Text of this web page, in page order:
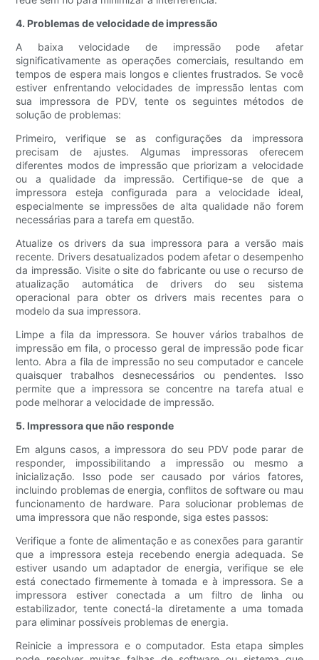
4. Problemas de velocidade de impressão
A baixa velocidade de impressão pode afetar
significativamente as operações comerciais, resultando em
tempos de espera mais longos e clientes frustrados. Se você
estiver enfrentando velocidades de impressão lentas com
sua impressora de PDV, tente os seguintes métodos de
solução de problemas:
Primeiro, verifique se as configurações da impressora
precisam de ajustes. Algumas impressoras oferecem
diferentes modos de impressão que priorizam a velocidade
ou a qualidade da impressão. Certifique-se de que a
impressora esteja configurada para a velocidade ideal,
especialmente se impressões de alta qualidade não forem
necessárias para a tarefa em questão.
Atualize os drivers da sua impressora para a versão mais
recente. Drivers desatualizados podem afetar o desempenho
da impressão. Visite o site do fabricante ou use o recurso de
atualização automática de drivers do seu sistema
operacional para obter os drivers mais recentes para o
modelo da sua impressora.
Limpe a fila da impressora. Se houver vários trabalhos de
impressão em fila, o processo geral de impressão pode ficar
lento. Abra a fila de impressão no seu computador e cancele
quaisquer trabalhos desnecessários ou pendentes. Isso
permite que a impressora se concentre na tarefa atual e
pode melhorar a velocidade de impressão.
5. Impressora que não responde
Em alguns casos, a impressora do seu PDV pode parar de
responder, impossibilitando a impressão ou mesmo a
inicialização. Isso pode ser causado por vários fatores,
incluindo problemas de energia, conflitos de software ou mau
funcionamento de hardware. Para solucionar problemas de
uma impressora que não responde, siga estes passos:
Verifique a fonte de alimentação e as conexões para garantir
que a impressora esteja recebendo energia adequada. Se
estiver usando um adaptador de energia, verifique se ele
está conectado firmemente à tomada e à impressora. Se a
impressora estiver conectada a um filtro de linha ou
estabilizador, tente conectá-la diretamente a uma tomada
para eliminar possíveis problemas de energia.
Reinicie a impressora e o computador. Esta etapa simples